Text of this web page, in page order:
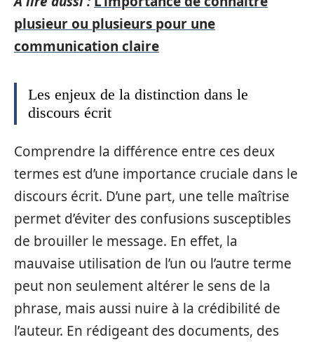
plusieur ou plusieurs pour une
communication claire
Les enjeux de la distinction dans le
discours écrit
Comprendre la différence entre ces deux
termes est d’une importance cruciale dans le
discours écrit. D’une part, une telle maîtrise
permet d’éviter des confusions susceptibles
de brouiller le message. En effet, la
mauvaise utilisation de l’un ou l’autre terme
peut non seulement altérer le sens de la
phrase, mais aussi nuire à la crédibilité de
l’auteur. En rédigeant des documents, des